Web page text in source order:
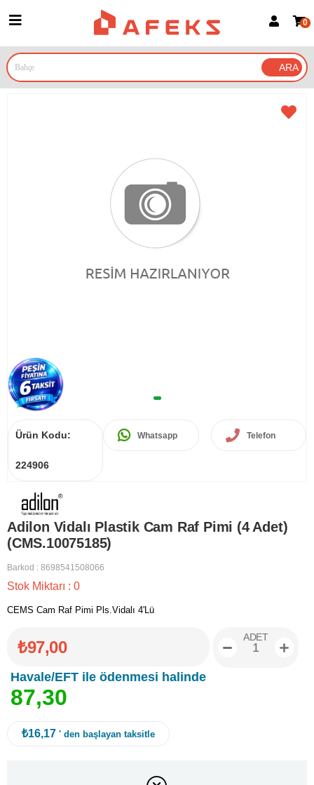
Google İle Bağlan
0
Ürün Kodu:
224906
Whatsapp Telefon
Adilon Vidalı Plastik Cam Raf Pimi (4 Adet)
(CMS.10075185)
Barkod : 8698541508066
Stok Miktarı : 0
CEMS Cam Raf Pimi Pls.Vidalı 4'Lü
₺97,00
Havale/EFT ile ödenmesi halinde
87,30
ADET
₺16,17 ' den başlayan taksitle